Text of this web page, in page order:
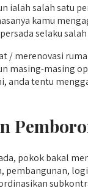
ialah salah satu
kamu
selaku
/ merenovasi
masing-masing
tentu
pokok bakal
pembangunan,